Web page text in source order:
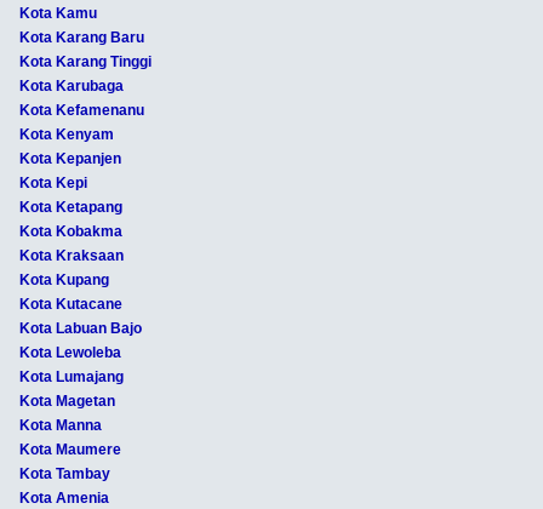
Kota Kamu
Kota Karang Baru
Kota Karang Tinggi
Kota Karubaga
Kota Kefamenanu
Kota Kenyam
Kota Kepanjen
Kota Kepi
Kota Ketapang
Kota Kobakma
Kota Kraksaan
Kota Kupang
Kota Kutacane
Kota Labuan Bajo
Kota Lewoleba
Kota Lumajang
Kota Magetan
Kota Manna
Kota Maumere
Kota Tambay
Kota Amenia